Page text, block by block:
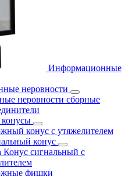
Информационные
неровности
неровности сборные
конус с утяжелителем
конус
Конус сигнальный с
фишки